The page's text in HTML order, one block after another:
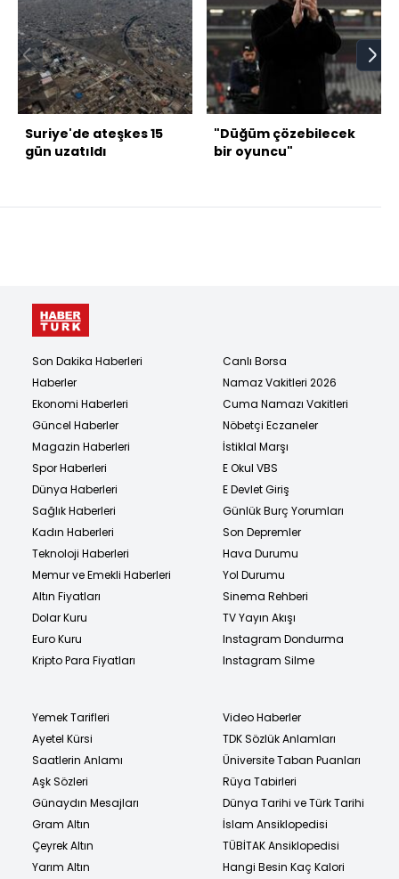
Suriye'de ateşkes 15
gün uzatıldı
"Düğüm çözebilecek
bir oyuncu"
Son Dakika Haberleri
Haberler
Ekonomi Haberleri
Güncel Haberler
Magazin Haberleri
Spor Haberleri
Dünya Haberleri
Sağlık Haberleri
Kadın Haberleri
Teknoloji Haberleri
Memur ve Emekli Haberleri
Altın Fiyatları
Dolar Kuru
Euro Kuru
Kripto Para Fiyatları
Canlı Borsa
Namaz Vakitleri 2026
Cuma Namazı Vakitleri
Nöbetçi Eczaneler
İstiklal Marşı
E Okul VBS
E Devlet Giriş
Günlük Burç Yorumları
Son Depremler
Hava Durumu
Yol Durumu
Sinema Rehberi
TV Yayın Akışı
Instagram Dondurma
Instagram Silme
Yemek Tarifleri
Ayetel Kürsi
Saatlerin Anlamı
Aşk Sözleri
Günaydın Mesajları
Gram Altın
Çeyrek Altın
Yarım Altın
Video Haberler
TDK Sözlük Anlamları
Üniversite Taban Puanları
Rüya Tabirleri
Dünya Tarihi ve Türk Tarihi
İslam Ansiklopedisi
TÜBİTAK Ansiklopedisi
Hangi Besin Kaç Kalori